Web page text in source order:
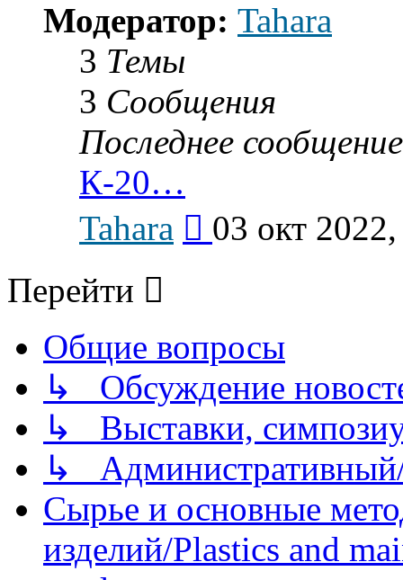
Модератор: Tahara
3 Темы
3 Сообщения
Последнее сообщение
К-20…
Tahara
последнему
03 окт
Перейти
Общие вопросы
↳ Обсуждение
↳ Выставки,
↳
Сырье и основные
изделий/Plastics and